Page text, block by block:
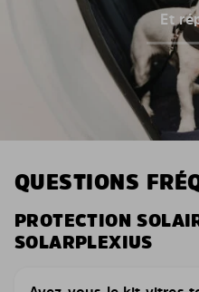
Et
QUESTIONS
PROTECTION
SOLARPLEXIUS